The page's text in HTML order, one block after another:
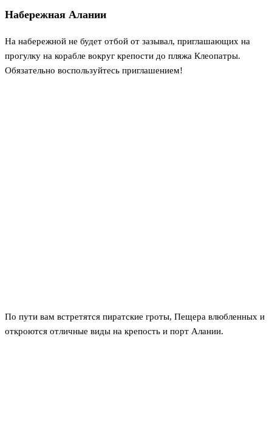
Набережная Алании
На набережной не будет отбой от зазывал, приглашающих на
прогулку на корабле вокруг крепости до пляжа Клеопатры.
Обязательно воспользуйтесь приглашением!
По пути вам встретятся пиратские гроты, Пещера влюбленных и
откроются отличные виды на крепость и порт Алании.